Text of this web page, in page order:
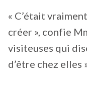
« C’était
créer », confie
visiteuses qui
d’être chez elles